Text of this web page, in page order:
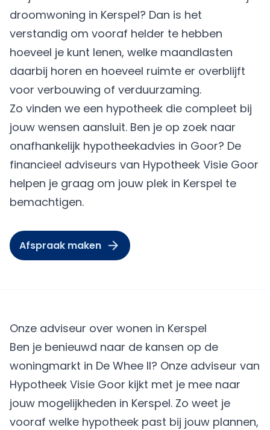
droomwoning in Kerspel? Dan is het
verstandig om vooraf helder te hebben
hoeveel je kunt lenen, welke maandlasten
daarbij horen en hoeveel ruimte er overblijft
voor verbouwing of verduurzaming.
Zo vinden we een hypotheek die compleet bij
jouw wensen aansluit. Ben je op zoek naar
onafhankelijk hypotheekadvies in Goor? De
financieel adviseurs van Hypotheek Visie Goor
helpen je graag om jouw plek in Kerspel te
bemachtigen.
Afspraak maken
Onze adviseur over wonen in Kerspel
Ben je benieuwd naar de kansen op de
woningmarkt in De Whee II? Onze adviseur van
Hypotheek Visie Goor kijkt met je mee naar
jouw mogelijkheden in Kerspel. Zo weet je
vooraf welke hypotheek past bij jouw plannen,